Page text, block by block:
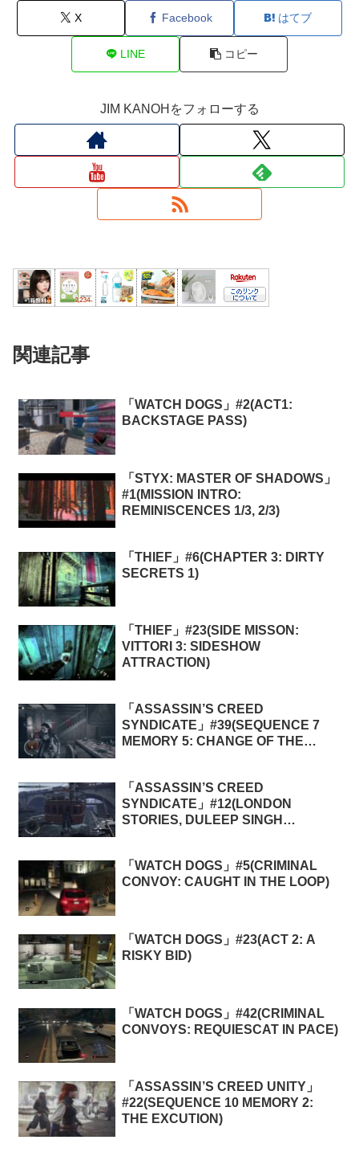
X Facebook はてブ
LINE コピー
JIM KANOHをフォローする
関連記事
「WATCH DOGS」#2(ACT1:
BACKSTAGE PASS)
「STYX: MASTER OF SHADOWS」
#1(MISSION INTRO:
REMINISCENCES 1/3, 2/3)
「THIEF」#6(CHAPTER 3: DIRTY
SECRETS 1)
「THIEF」#23(SIDE MISSON:
VITTORI 3: SIDESHOW
ATTRACTION)
「ASSASSIN’S CREED
SYNDICATE」#39(SEQUENCE 7
MEMORY 5: CHANGE OF THE
「ASSASSIN’S CREED
SYNDICATE」#12(LONDON
STORIES, DULEEP SINGH
「WATCH DOGS」#5(CRIMINAL
CONVOY: CAUGHT IN THE LOOP)
「WATCH DOGS」#23(ACT 2: A
RISKY BID)
「WATCH DOGS」#42(CRIMINAL
CONVOYS: REQUIESCAT IN PACE)
「ASSASSIN’S CREED UNITY」
#22(SEQUENCE 10 MEMORY 2:
THE EXCUTION)